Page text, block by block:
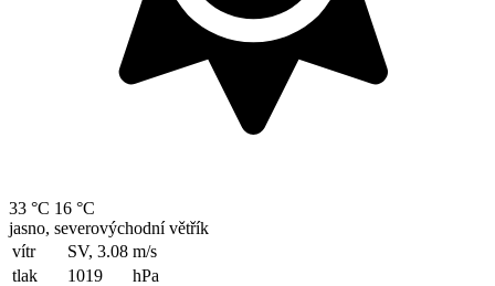
33 °C 16 °C
jasno, severovýchodní větřík
vítr
SV, 3.08 m/s
tlak
1019
hPa